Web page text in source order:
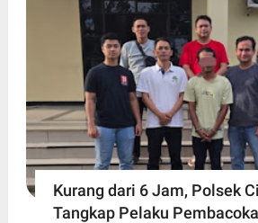
Kurang dari 6 Jam, Polsek
Tangkap Pelaku